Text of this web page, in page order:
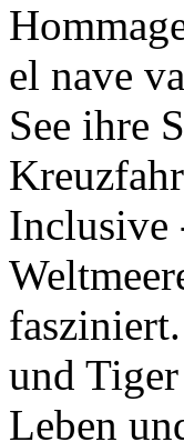
el nave
See ihre
Inclusive
und
Leben